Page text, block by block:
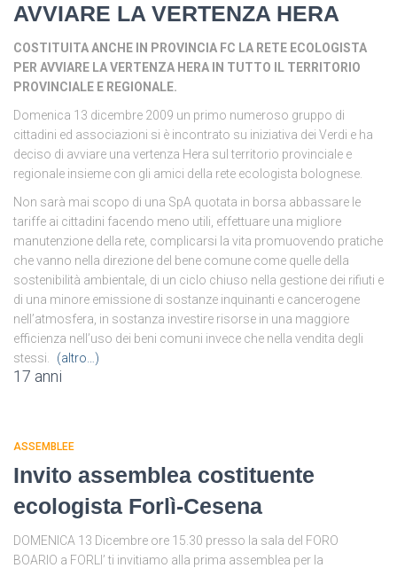
AVVIARE LA VERTENZA HERA
COSTITUITA ANCHE IN PROVINCIA FC LA RETE ECOLOGISTA
PER AVVIARE LA VERTENZA HERA IN TUTTO IL TERRITORIO
PROVINCIALE E REGIONALE.
Domenica 13 dicembre 2009 un primo numeroso gruppo di
cittadini ed associazioni si è incontrato su iniziativa dei Verdi e ha
deciso di avviare una vertenza Hera sul territorio provinciale e
regionale insieme con gli amici della rete ecologista bolognese.
Non sarà mai scopo di una SpA quotata in borsa abbassare le
tariffe ai cittadini facendo meno utili, effettuare una migliore
manutenzione della rete, complicarsi la vita promuovendo pratiche
che vanno nella direzione del bene comune come quelle della
sostenibilità ambientale, di un ciclo chiuso nella gestione dei rifiuti e
di una minore emissione di sostanze inquinanti e cancerogene
nell’atmosfera, in sostanza investire risorse in una maggiore
efficienza nell’uso dei beni comuni invece che nella vendita degli
stessi.
(altro…)
17 anni
ASSEMBLEE
Invito assemblea costituente
ecologista Forlì-Cesena
DOMENICA 13 Dicembre ore 15.30 presso la sala del FORO
BOARIO a FORLI’ ti invitiamo alla prima assemblea per la